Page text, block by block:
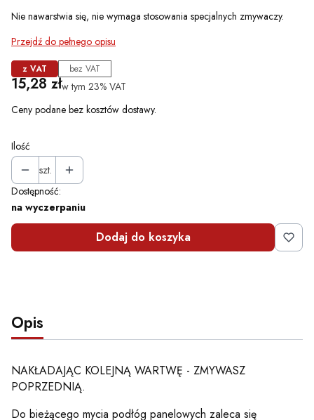
Nie nawarstwia się, nie wymaga stosowania specjalnych zmywaczy.
Przejdź do pełnego opisu
z VAT bez VAT
Cena
15,28 złw tym 23% VAT
w tym 23% VAT
Ceny podane bez kosztów dostawy.
Ilość
szt.
Dostępność:
na wyczerpaniu
Dodaj do koszyka
Opis
NAKŁADAJĄC KOLEJNĄ WARTWĘ - ZMYWASZ
POPRZEDNIĄ.
Do bieżącego mycia podłóg panelowych zaleca się